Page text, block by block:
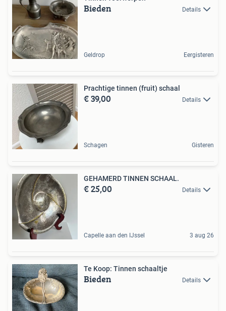
Bieden Details
Geldrop Eergisteren
Prachtige tinnen (fruit) schaal
€ 39,00 Details
Schagen Gisteren
GEHAMERD TINNEN SCHAAL.
€ 25,00 Details
Capelle aan den IJssel 3 aug 26
Te Koop: Tinnen schaaltje
Bieden Details